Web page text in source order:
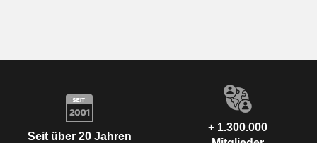
Seit über 20 Jahren
+ 1.300.000